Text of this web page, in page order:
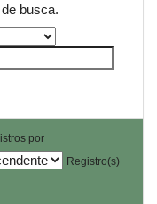
busca.
por
Registro(s)